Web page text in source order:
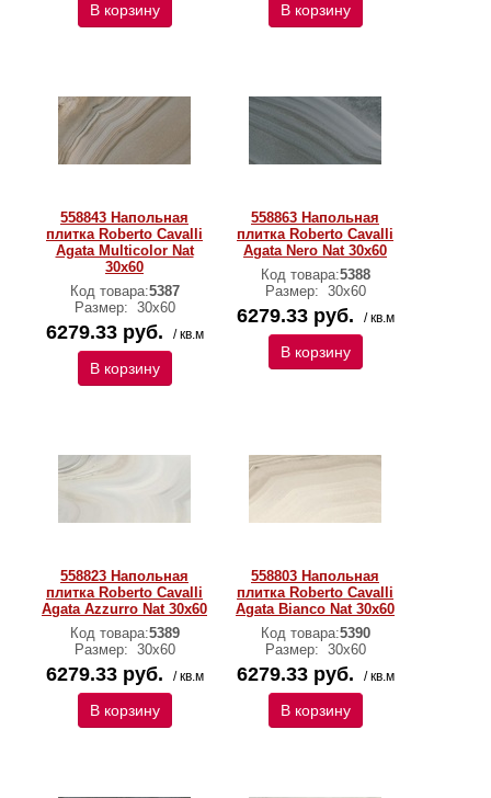
В корзину В корзину
558843 Напольная
плитка Roberto Cavalli
Agata Multicolor Nat
30x60
Код товара:5387
Размер: 30х60
6279.33 руб. / кв.м
В корзину
558863 Напольная
плитка Roberto Cavalli
Agata Nero Nat 30x60
Код товара:5388
Размер: 30х60
6279.33 руб. / кв.м
В корзину
558823 Напольная
плитка Roberto Cavalli
Agata Azzurro Nat 30x60
Код товара:5389
Размер: 30х60
6279.33 руб. / кв.м
В корзину
558803 Напольная
плитка Roberto Cavalli
Agata Bianco Nat 30x60
Код товара:5390
Размер: 30х60
6279.33 руб. / кв.м
В корзину